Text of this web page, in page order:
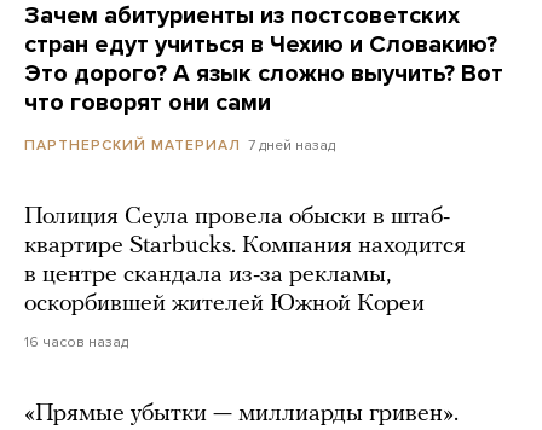
Зачем абитуриенты из постсоветских
стран едут учиться в Чехию и Словакию?
Это дорого? А язык сложно выучить? Вот
что говорят они сами
ПАРТНЕРСКИЙ МАТЕРИАЛ 7 дней назад
Полиция Сеула провела обыски в штаб-
квартире Starbucks. Компания находится
в центре скандала из-за рекламы,
оскорбившей жителей Южной Кореи
16 часов назад
«Прямые убытки — миллиарды гривен».